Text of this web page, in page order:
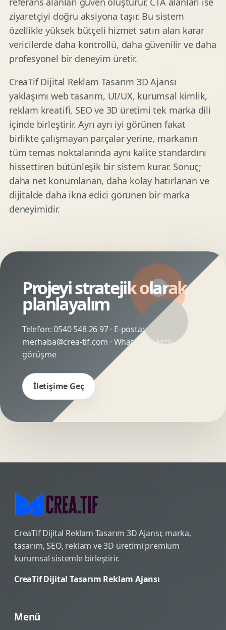
ziyaretçiyi doğru aksiyona taşır. Bu sistem
özellikle yüksek bütçeli hizmet satın alan karar
vericilerde daha kontrollü, daha güvenilir ve daha
profesyonel bir deneyim üretir.
CreaTif Dijital Reklam Tasarım 3D Ajansı
yaklaşımı web tasarım, UI/UX, kurumsal kimlik,
reklam kreatifi, SEO ve 3D üretimi tek marka dili
içinde birleştirir. Ayrı ayrı iyi görünen fakat
birlikte çalışmayan parçalar yerine, markanın
tüm temas noktalarında aynı kalite standardını
hissettiren bütünleşik bir sistem kurar. Sonuç;
daha net konumlanan, daha kolay hatırlanan ve
dijitalde daha ikna edici görünen bir marka
deneyimidir.
Projeyi stratejik olarak
planlayalım
Telefon:0540 548 26 97· E-posta:
merhaba@crea-tif.com · WhatsApp:Hızlı
görüşme
İletişime Geç
CreaTif Dijital Reklam Tasarım 3D Ajansı; marka,
tasarım, SEO, reklam ve 3D üretimi premium
kurumsal sistemle birleştirir.
CreaTif Dijital Tasarım Reklam Ajansı
Menü